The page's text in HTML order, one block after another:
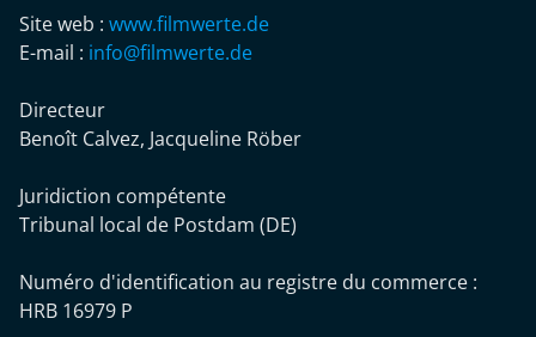
Site web : www.filmwerte.de
E-mail : info@filmwerte.de
Directeur
Benoît Calvez, Jacqueline Röber
Juridiction compétente
Tribunal local de Postdam (DE)
Numéro d'identification au registre du commerce :
HRB 16979 P